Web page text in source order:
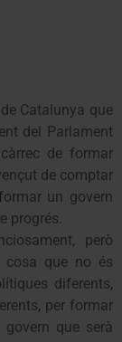
Catalunya que
del Parlament
de formar
de comptar
un govern
progrés.
però
cosa que no és
diferents,
per formar
que serà